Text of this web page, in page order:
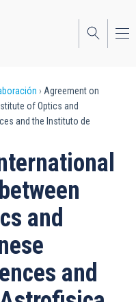
Agreement on
of Optics and
and the Instituto de
and
and